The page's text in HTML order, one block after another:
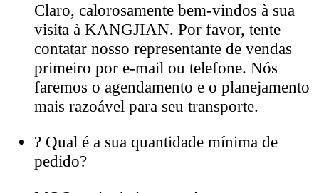
Claro, calorosamente bem-vindos à sua
visita à KANGJIAN. Por favor, tente
contatar nosso representante de vendas
primeiro por e-mail ou telefone. Nós
faremos o agendamento e o planejamento
mais razoável para seu transporte.
? Qual é a sua quantidade mínima de
pedido?